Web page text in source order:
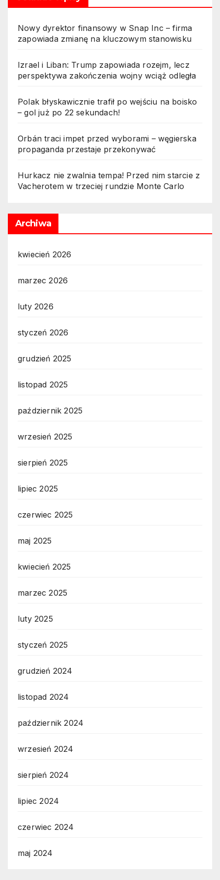
Nowy dyrektor finansowy w Snap Inc – firma
zapowiada zmianę na kluczowym stanowisku
Izrael i Liban: Trump zapowiada rozejm, lecz
perspektywa zakończenia wojny wciąż odległa
Polak błyskawicznie trafił po wejściu na boisko
– gol już po 22 sekundach!
Orbán traci impet przed wyborami – węgierska
propaganda przestaje przekonywać
Hurkacz nie zwalnia tempa! Przed nim starcie z
Vacherotem w trzeciej rundzie Monte Carlo
Archiwa
kwiecień 2026
marzec 2026
luty 2026
styczeń 2026
grudzień 2025
listopad 2025
październik 2025
wrzesień 2025
sierpień 2025
lipiec 2025
czerwiec 2025
maj 2025
kwiecień 2025
marzec 2025
luty 2025
styczeń 2025
grudzień 2024
listopad 2024
październik 2024
wrzesień 2024
sierpień 2024
lipiec 2024
czerwiec 2024
maj 2024